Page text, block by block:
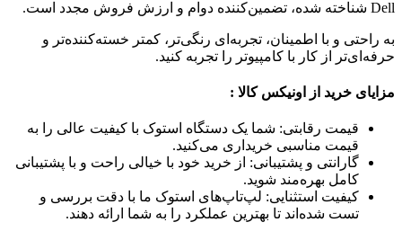
Dell شناخته شده، تضمین‌کننده دوام و ارزش فروش مجدد است.
به راحتی و با اطمینان، تجربه‌ای رنگی‌تر، کمتر خسته‌کننده‌تر و
حرفه‌ای‌تر از کار با کامپیوتر را تجربه کنید.
مزایای خرید از اونیکس کالا :
قیمت رقابتی: شما یک دستگاه استوک با کیفیت عالی را به
قیمت مناسبی خریداری می‌کنید.
گارانتی و پشتیبانی: از خرید خود با خیالی راحت و با پشتیبانی
کامل بهره‌مند شوید.
کیفیت استثنایی: لپ‌تاپ‌های استوک ما با دقت بررسی و
تست شده‌اند تا بهترین عملکرد را به شما ارائه دهند.